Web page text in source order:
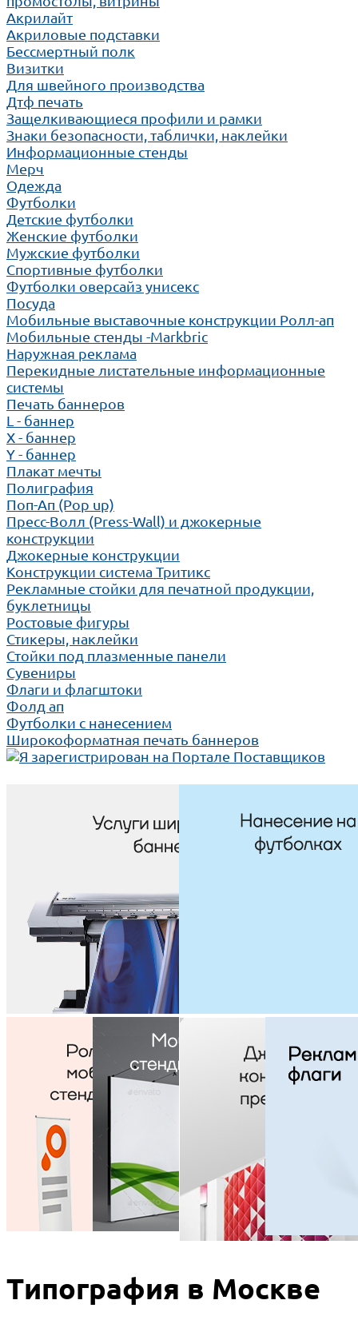
Акрилайт
Акриловые подставки
Бессмертный полк
Визитки
Для швейного производства
Дтф печать
Защелкивающиеся профили и рамки
Знаки безопасности, таблички, наклейки
Информационные стенды
Мерч
Одежда
Футболки
Детские футболки
Женские футболки
Мужские футболки
Спортивные футболки
Футболки оверсайз унисекс
Посуда
Мобильные выставочные конструкции Ролл-ап
Мобильные стенды -Markbric
Наружная реклама
Перекидные листательные информационные
системы
Печать баннеров
L - баннер
X - баннер
Y - баннер
Плакат мечты
Полиграфия
Поп-Ап (Pop up)
Пресс-Волл (Press-Wall) и джокерные
конструкции
Джокерные конструкции
Конструкции система Тритикс
Рекламные стойки для печатной продукции,
буклетницы
Ростовые фигуры
Стикеры, наклейки
Стойки под плазменные панели
Сувениры
Флаги и флагштоки
Фолд ап
Футболки с нанесением
Широкоформатная печать баннеров
Типография в Москве